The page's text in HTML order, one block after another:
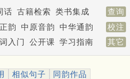
话 古籍检索 类书集成 查询
韵 中原音韵 中华通韵 校注
入门 公开课 学习指南 其它
相似句子 同韵作品